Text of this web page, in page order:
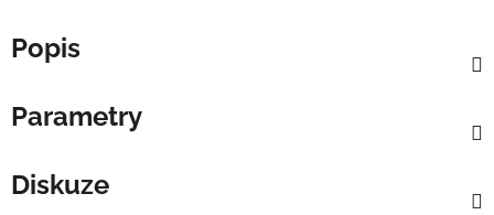
Popis
Parametry
Diskuze